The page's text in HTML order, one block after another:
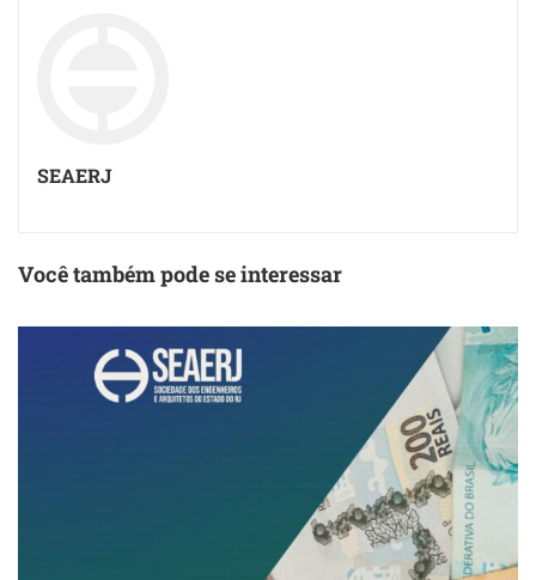
SEAERJ
Você também pode se interessar